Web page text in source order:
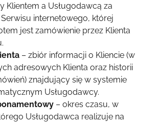
Klientem a Usługodawcą za
internetowego, której
jest zamówienie przez Klienta
– zbiór informacji o Kliencie (w
adresowych Klienta oraz historii
znajdujący się w systemie
Usługodawcy.
– okres czasu, w
Usługodawca realizuje na